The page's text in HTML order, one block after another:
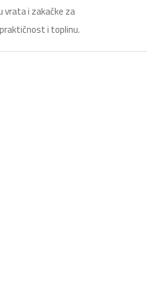
vrata i zakačke za
i toplinu.